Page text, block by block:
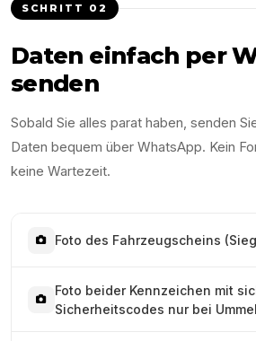
SCHRITT 02
Daten einfach per
senden
Sobald Sie alles parat haben, senden
Daten bequem über WhatsApp. Kein
keine Wartezeit.
Foto des Fahrzeugscheins
Foto beider Kennzeichen mit
Sicherheitscodes nur bei